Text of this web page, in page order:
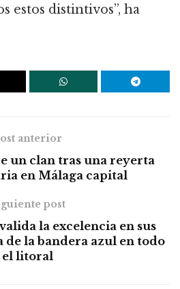
estos distintivos”, ha
anterior
un clan tras una reyerta
en Málaga capital
post
la excelencia en sus
de la bandera azul en todo
el litoral